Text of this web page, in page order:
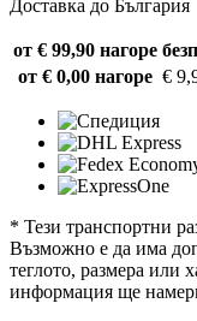
Доставка до България
от € 99,90 нагоре
от € 0,00 нагоре €
* Тези транспортни
Възможно е да има
теглото, размера или
информация ще